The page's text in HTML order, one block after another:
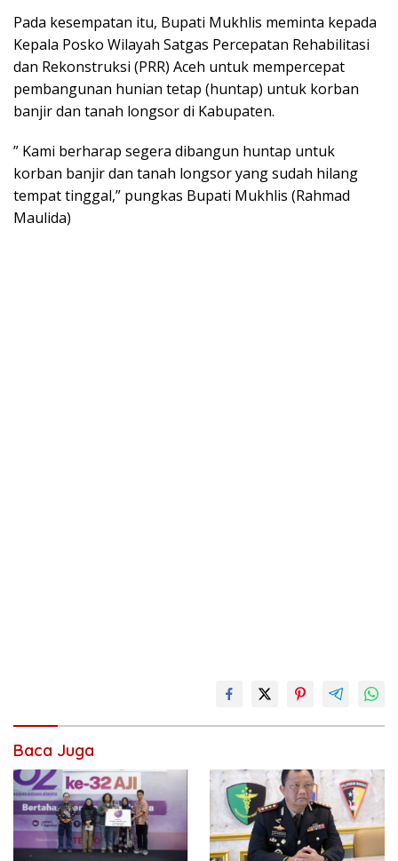
Pada kesempatan itu, Bupati Mukhlis meminta kepada
Kepala Posko Wilayah Satgas Percepatan Rehabilitasi
dan Rekonstruksi (PRR) Aceh untuk mempercepat
pembangunan hunian tetap (huntap) untuk korban
banjir dan tanah longsor di Kabupaten.
” Kami berharap segera dibangun huntap untuk
korban banjir dan tanah longsor yang sudah hilang
tempat tinggal,” pungkas Bupati Mukhlis (Rahmad
Maulida)
Baca Juga